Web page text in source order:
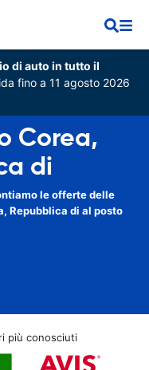
di auto in tutto il
fino a 11 agosto 2026
Corea,
di
le offerte delle
Repubblica di al posto
più conosciuti